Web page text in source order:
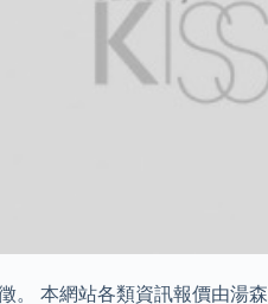
本網站各類資訊報價由